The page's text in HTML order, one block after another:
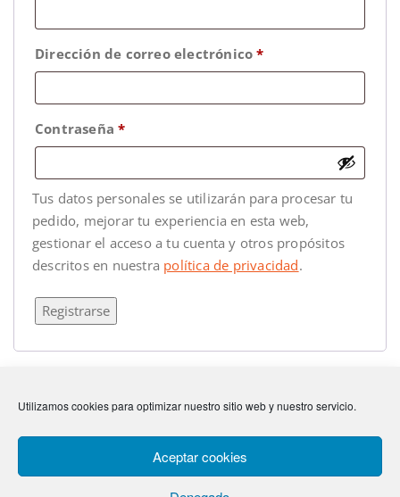
Utilizamos cookies para optimizar nuestro sitio web y nuestro servicio.
Aceptar cookies
Dirección de correo electrónico*
Contraseña*
Tus datos personales se utilizarán para procesar tu
pedido, mejorar tu experiencia en esta web,
gestionar el acceso a tu cuenta y otros propósitos
descritos en nuestra política de privacidad.
Registrarse
Siguiente
Bring me a little water Sylvie